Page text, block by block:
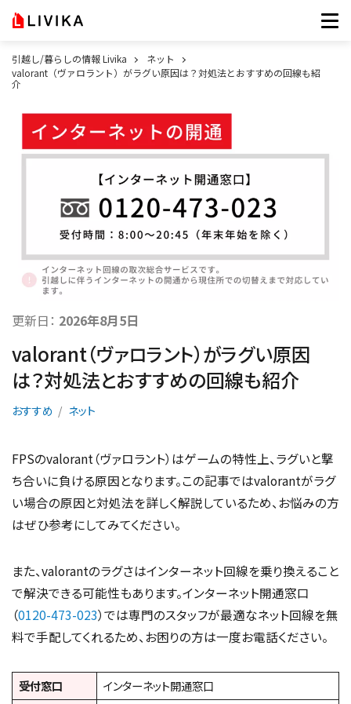
引越し/暮らしの情報 Livika
ネット
valorant（ヴァロラント）がラグい原因は？対処法とおすすめの回線も紹
介
更新日： 2026年8月5日
valorant（ヴァロラント）がラグい原因
は？対処法とおすすめの回線も紹介
おすすめ ネット
FPSのvalorant（ヴァロラント）はゲームの特性上、ラグいと撃
ち合いに負ける原因となります。この記事ではvalorantがラグ
い場合の原因と対処法を詳しく解説しているため、お悩みの方
はぜひ参考にしてみてください。
また、valorantのラグさはインターネット回線を乗り換えること
で解決できる可能性もあります。インターネット開通窓口
（0120-473-023）では専門のスタッフが最適なネット回線を無
料で手配してくれるため、お困りの方は一度お電話ください。
受付窓口
インターネット開通窓口